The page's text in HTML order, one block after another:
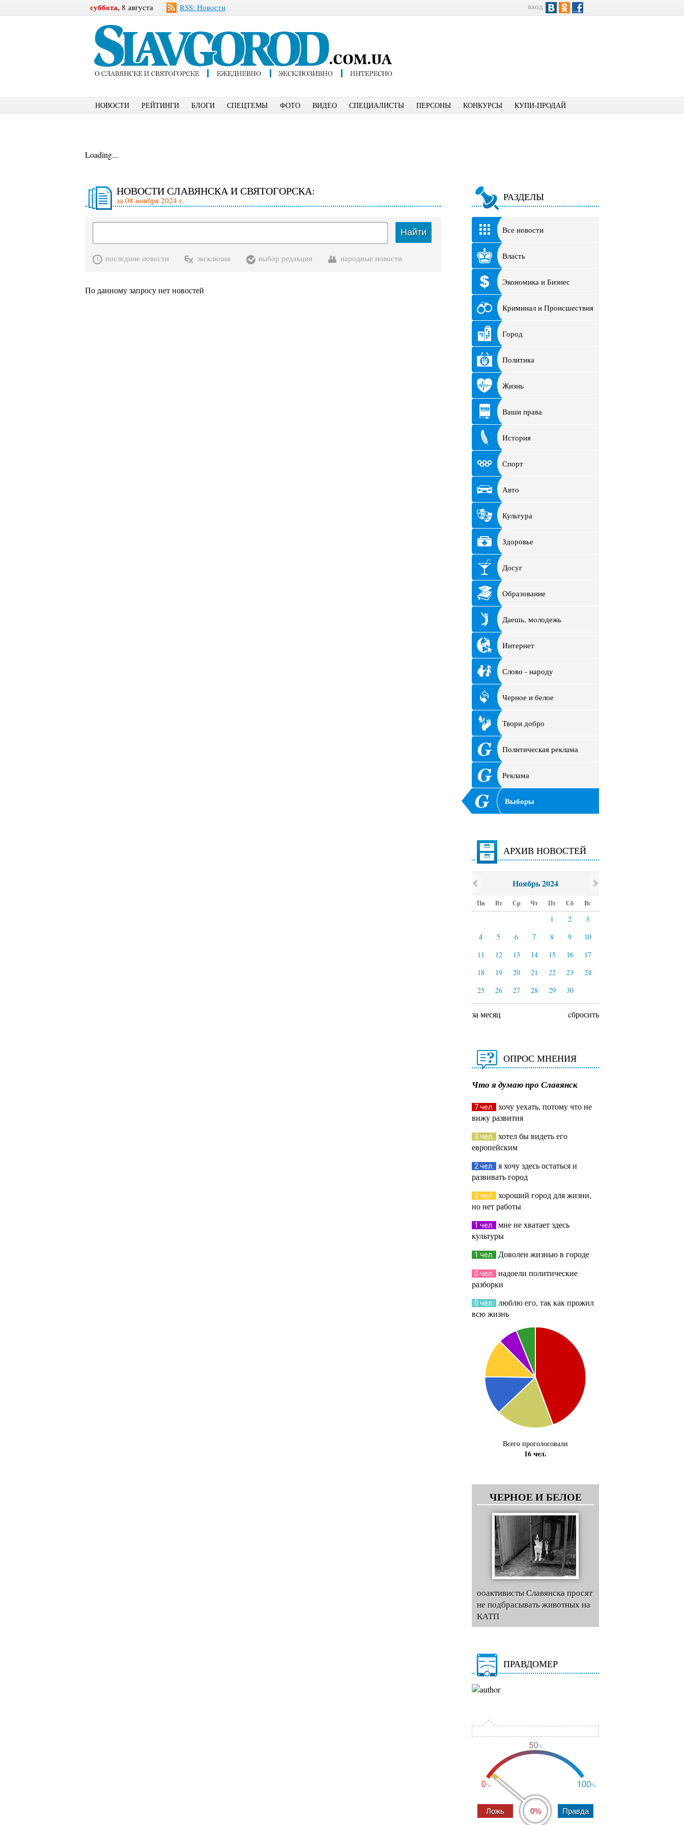
суббота, 8 августа RSS: Новости вход
НОВОСТИ РЕЙТИНГИ БЛОГИ СПЕЦТЕМЫ ФОТО ВИДЕО СПЕЦИАЛИСТЫ ПЕРСОНЫ КОНКУРСЫ КУПИ-ПРОДАЙ
Loading...
НОВОСТИ СЛАВЯНСКА И СВЯТОГОРСКА:
за 08 ноября 2024 г.
Найти
последние новости эксклюзив выбор редакции народные новости
По данному запросу нет новостей
РАЗДЕЛЫ
Все новости
Власть
Экономика и Бизнес
Криминал и Происшествия
Город
Политика
Жизнь
Ваши права
История
Спорт
Авто
Культура
Здоровье
Досуг
Образование
Даешь, молодежь
Интернет
Слово - народу
Черное и белое
Твори добро
Политическая реклама
Реклама
Выборы
АРХИВ НОВОСТЕЙ
Ноябрь 2024
Пн Вт Ср Чт Пт Сб Вс
1 2
3
4
5 6 7 8 9
10
11
12 13 14 15 16
17
18
19 20 21 22 23
24
25
26 27 28 29 30
за месяц cбросить
ОПРОС МНЕНИЯ
Что я думаю про Славянск
7 чел.
хочу уехать, потому что не
вижу развития
3 чел.
хотел бы видеть его
европейским
2 чел.
я хочу здесь остаться и
развивать город
2 чел.
хороший город для жизни,
но нет работы
1 чел.
мне не хватает здесь
культуры
1 чел. Доволен жизнью в городе
0 чел.
надоели политические
разборки
0 чел.
люблю его, так как прожил
всю жизнь
Всего проголосовали
16 чел.
ЧЕРНОЕ И БЕЛОЕ
ооактивисты Славянска просят
не подбрасывать животных на
КАТП
ПРАВДОМЕР
0%